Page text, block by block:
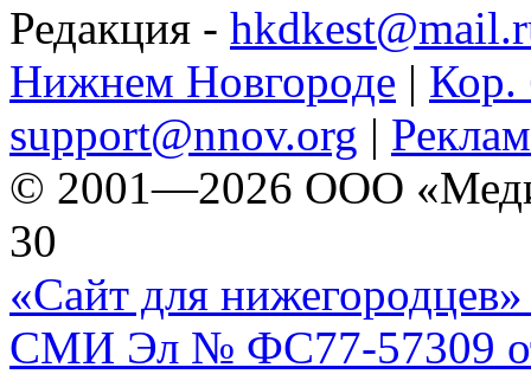
Редакция -
Нижнем Новгороде | Кор.
support@nnov.org |
© 2001—2026 ООО
30
«Сайт для нижегородцев»
СМИ Эл № ФС77-57309